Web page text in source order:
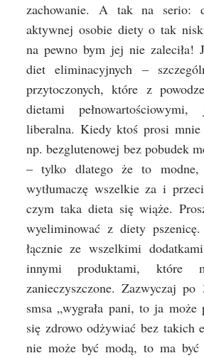
zachowanie. A tak na serio:
aktywnej osobie diety o tak
na pewno bym jej nie zaleciła!
diet eliminacyjnych –
przytoczonych, które z
dietami pełnowartościowymi,
liberalna. Kiedy ktoś prosi mnie
np. bezglutenowej bez pobudek
– tylko dlatego że to
wytłumaczę wszelkie za i
czym taka dieta się wiąże.
wyeliminować z diety
łącznie ze wszelkimi
innymi produktami, które
zanieczyszczone. Zazwyczaj
smsa „wygrała pani, to ja może
się zdrowo odżywiać bez takich
nie może być modą, to ma